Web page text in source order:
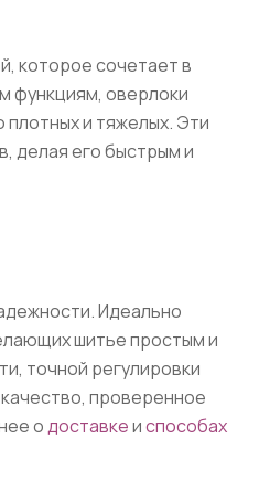
которое сочетает в
функциям, оверлоки
плотных и тяжелых. Эти
делая его быстрым и
Идеально
шитье простым и
точной регулировки
проверенное
одоставкеиспособах